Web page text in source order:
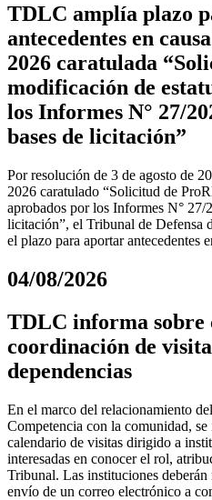
TDLC amplía plazo
antecedentes en
2026 caratulada
modificación de
los Informes N° 27/
bases de licitación”
Por resolución de 3 de agosto de
2026 caratulado “Solicitud de
aprobados por los Informes N° 27/
licitación”, el Tribunal de Defensa
el plazo para aportar
04/08/2026
TDLC informa sobre
coordinación de
dependencias
En el marco del relacionamiento
Competencia con la comunidad,
calendario de visitas dirigido a
interesadas en conocer el rol,
Tribunal. Las instituciones deberán
envío de un correo electrónico a